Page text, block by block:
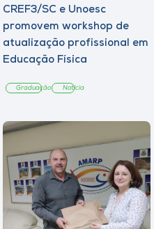
CREF3/SC e Unoesc
promovem workshop de
atualização profissional em
Educação Física
Graduação Notícia